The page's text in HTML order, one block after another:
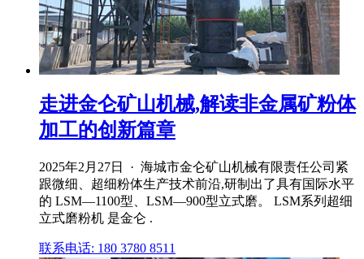
走进金仑矿山机械,解读非金属矿粉体
加工的创新篇章
2025年2月27日 · 海城市金仑矿山机械有限责任公司紧
跟微细、超细粉体生产技术前沿,研制出了具有国际水平
的 LSM—1100型、LSM—900型立式磨。 LSM系列超细
立式磨粉机 是金仑 .
联系电话: 180 3780 8511